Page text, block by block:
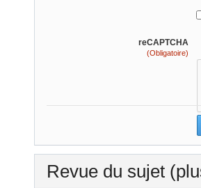
reCAPTCHA
(Obligatoire)
Revue du sujet